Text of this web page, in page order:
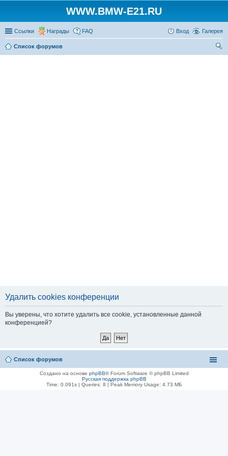
WWW.BMW-E21.RU
Ссылки Награды Галерея
FAQ Вход
Список форумов
Удалить cookies конференции
Вы уверены, что хотите удалить все cookie, установленные данной
конференцией?
Список форумов
Создано на основе phpBB® Forum Software © phpBB Limited
Русская поддержка phpBB
Time: 0.091s| Queries: 8 | Peak Memory Usage: 4.73 МБ